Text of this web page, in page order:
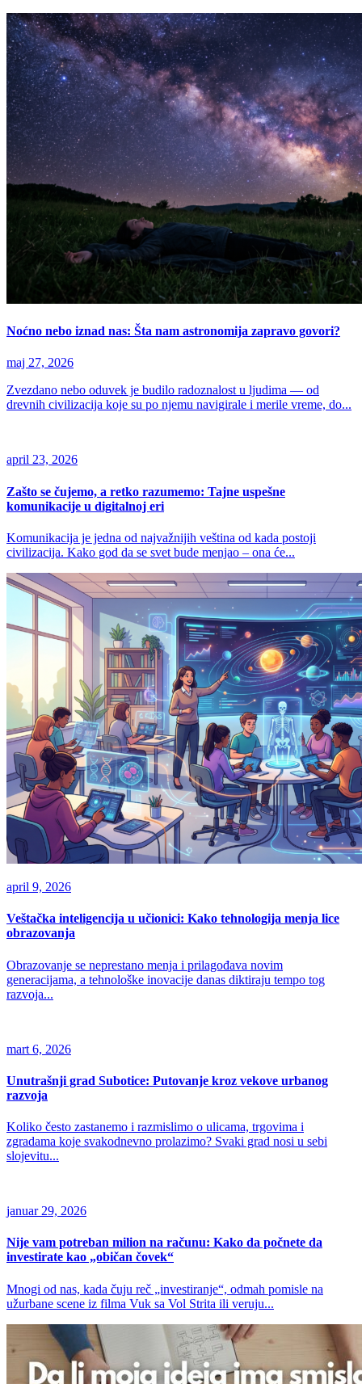
Noćno nebo iznad nas: Šta nam astronomija zapravo govori?
maj 27, 2026
Zvezdano nebo oduvek je budilo radoznalost u ljudima — od
drevnih civilizacija koje su po njemu navigirale i merile vreme, do...
april 23, 2026
Zašto se čujemo, a retko razumemo: Tajne uspešne
komunikacije u digitalnoj eri
Komunikacija je jedna od najvažnijih veština od kada postoji
civilizacija. Kako god da se svet bude menjao – ona će...
april 9, 2026
Veštačka inteligencija u učionici: Kako tehnologija menja lice
obrazovanja
Obrazovanje se neprestano menja i prilagođava novim
generacijama, a tehnološke inovacije danas diktiraju tempo tog
razvoja...
mart 6, 2026
Unutrašnji grad Subotice: Putovanje kroz vekove urbanog
razvoja
Koliko često zastanemo i razmislimo o ulicama, trgovima i
zgradama koje svakodnevno prolazimo? Svaki grad nosi u sebi
slojevitu...
januar 29, 2026
Nije vam potreban milion na računu: Kako da počnete da
investirate kao „običan čovek“
Mnogi od nas, kada čuju reč „investiranje“, odmah pomisle na
užurbane scene iz filma Vuk sa Vol Strita ili veruju...